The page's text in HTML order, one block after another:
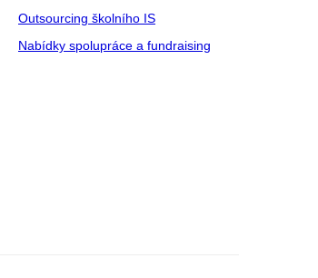
Outsourcing školního IS
Nabídky spolupráce a fundraising